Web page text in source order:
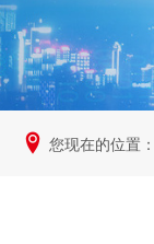
您现在的位置：